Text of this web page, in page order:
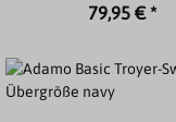
79,95 € *